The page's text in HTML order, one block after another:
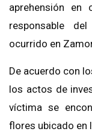
aprehensión en
responsable
ocurrido en
De acuerdo con
los actos de
víctima se
flores ubicado en